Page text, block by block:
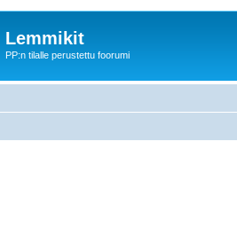
Lemmikit
PP:n tilalle perustettu foorumi